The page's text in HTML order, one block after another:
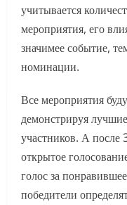
учитывается
мероприятия, его
значимее событие,
номинации.
Все мероприятия
демонстрируя
участников. А
открытое
голос за
победители